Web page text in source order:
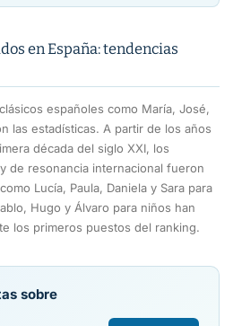
en España: tendencias
españoles como María, José,
las estadísticas. A partir de los años
década del siglo XXI, los
de resonancia internacional fueron
Lucía, Paula, Daniela y Sara para
Hugo y Álvaro para niños han
los primeros puestos del ranking.
sobre